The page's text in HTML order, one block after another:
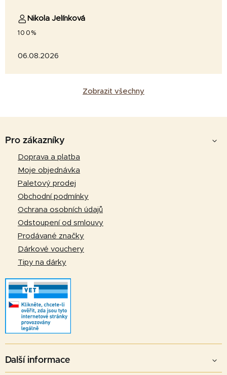
Nikola Jelínková
100%
06.08.2026
Zobrazit všechny
Pro zákazníky
Doprava a platba
Moje objednávka
Paletový prodej
Obchodní podmínky
Ochrana osobních údajů
Odstoupení od smlouvy
Prodávané značky
Dárkové vouchery
Tipy na dárky
Další informace